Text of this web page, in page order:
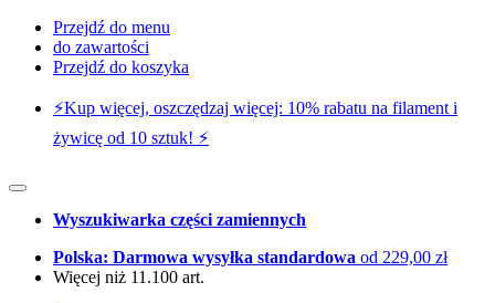
Przejdź do menu
do zawartości
Przejdź do koszyka
⚡️Kup więcej, oszczędzaj więcej: 10% rabatu na filament i
żywicę od 10 sztuk! ⚡️
Wyszukiwarka części zamiennych
Polska: Darmowa wysyłka standardowa od 229,00 zł
Więcej niż 11.100 art.